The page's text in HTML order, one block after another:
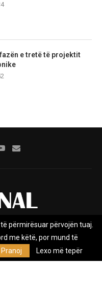
e tretë të projektit
Marketing
e themeluar në vitin
përmirësuar përvojën tuaj.
me këtë, por mund të
Pranoj Lexo më tepër